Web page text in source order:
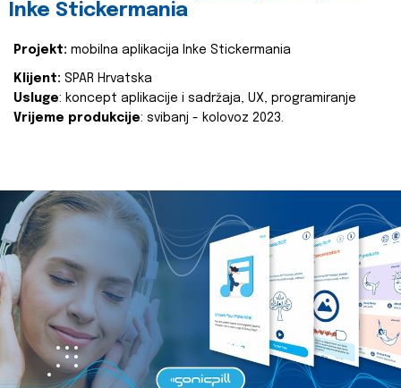
Inke Stickermania
Projekt: mobilna aplikacija Inke Stickermania
Klijent: SPAR Hrvatska
Usluge: koncept aplikacije i sadržaja, UX, programiranje
Vrijeme produkcije: svibanj - kolovoz 2023.